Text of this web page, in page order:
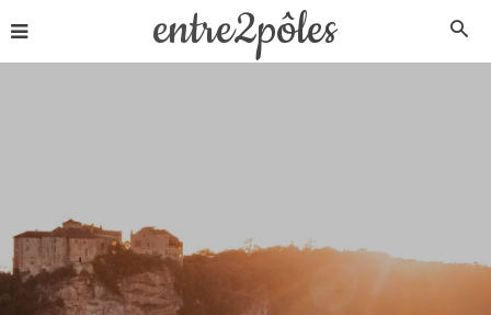
entre2pôles